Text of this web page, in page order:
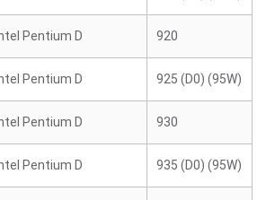
Pentium D 920
Pentium D 925 (D0) (95W)
Pentium D 930
Pentium D 935 (D0) (95W)